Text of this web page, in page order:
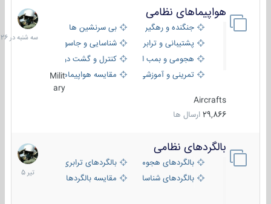
هواپیماهای نظامی
جنگنده و رهگیر
بی سرنشین ها
پشتیبانی و ترابری
شناسایی و جاسوسی
هجومی و بمب افکن
کنترل و گشت دریایی
تمرینی و آموزشی
مقایسه هواپیماهاMilit
ary
Aircrafts
29,866 ارسال ها
سه
شنبه
در
بالگردهای نظامی
بالگردهای هجومی
بالگردهای ترابری
بالگردهای شناسایی
مقایسه بالگردها
22
تیر
1405